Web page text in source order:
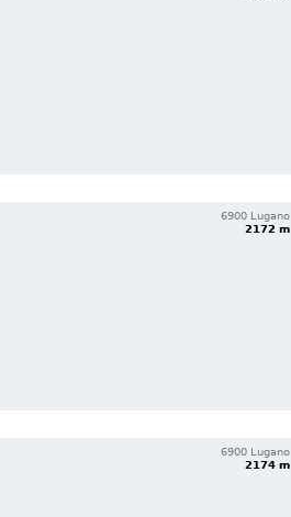
6900 Lugano
2172 m
6900 Lugano
2174 m